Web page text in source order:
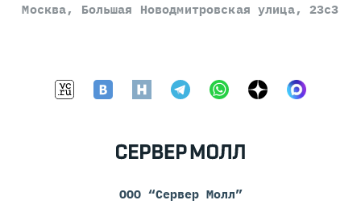
Москва, Большая Новодмитровская улица, 23с3
ООО “Сервер Молл”